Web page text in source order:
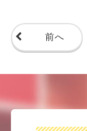
前へ